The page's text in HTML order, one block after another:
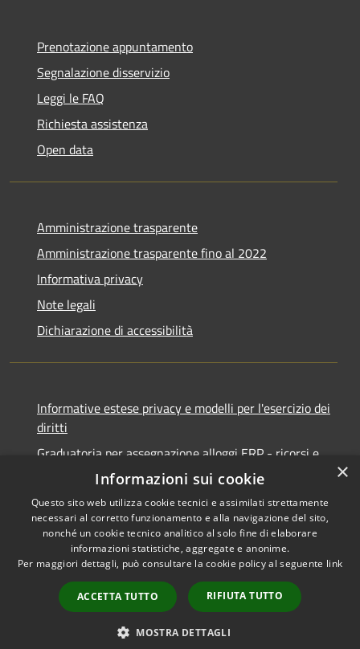
Prenotazione appuntamento
Segnalazione disservizio
Leggi le FAQ
Richiesta assistenza
Open data
Amministrazione trasparente
Amministrazione trasparente fino al 2022
Informativa privacy
Note legali
Dichiarazione di accessibilità
Informative estese privacy e modelli per l'esercizio dei
diritti
Graduatoria per assegnazione alloggi ERP - ricorsi e
Accessibilità
Copyright © 2026 • Comune di
Ancona • Powered by
Municipium•
Accesso
redazione
×
Informazioni sui cookie
Questo sito web utilizza cookie tecnici e assimilati strettamente
necessari al corretto funzionamento e alla navigazione del sito,
nonché un cookie tecnico analitico al solo fine di elaborare
informazioni statistiche, aggregate e anonime.
Per maggiori dettagli, può consultare la cookie policy al seguente link
ACCETTA TUTTO RIFIUTA TUTTO
MOSTRA DETTAGLI